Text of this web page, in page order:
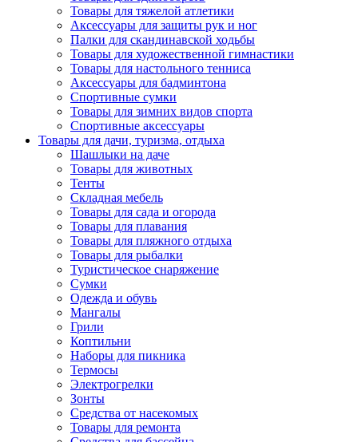
Товары для тяжелой атлетики
Аксессуары для защиты рук и ног
Палки для скандинавской ходьбы
Товары для художественной гимнастики
Товары для настольного тенниса
Аксессуары для бадминтона
Спортивные сумки
Товары для зимних видов спорта
Спортивные аксессуары
Товары для дачи, туризма, отдыха
Шашлыки на даче
Товары для животных
Тенты
Складная мебель
Товары для сада и огорода
Товары для плавания
Товары для пляжного отдыха
Товары для рыбалки
Туристическое снаряжение
Сумки
Одежда и обувь
Мангалы
Грили
Коптильни
Наборы для пикника
Термосы
Электрогрелки
Зонты
Средства от насекомых
Товары для ремонта